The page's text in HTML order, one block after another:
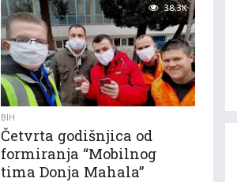
38.3K
BIH
Četvrta godišnjica od
formiranja “Mobilnog
tima Donja Mahala”